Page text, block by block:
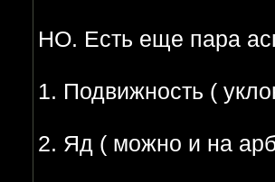
НО. Есть еще пара
1. Подвижность (
2. Яд ( можно и на